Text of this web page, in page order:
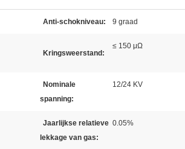
Anti-schokniveau: 9 graad
Kringsweerstand:
≤ 150 μΩ
Nominale
spanning:
12/24 KV
Jaarlijkse relatieve
lekkage van gas:
0.05%